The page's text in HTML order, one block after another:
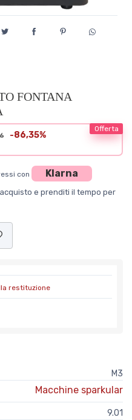
FONTANA
Offerta
-86,35%
con Klarna
e prenditi il tempo per
restituzione
M3
Macchine sparkular
9.01